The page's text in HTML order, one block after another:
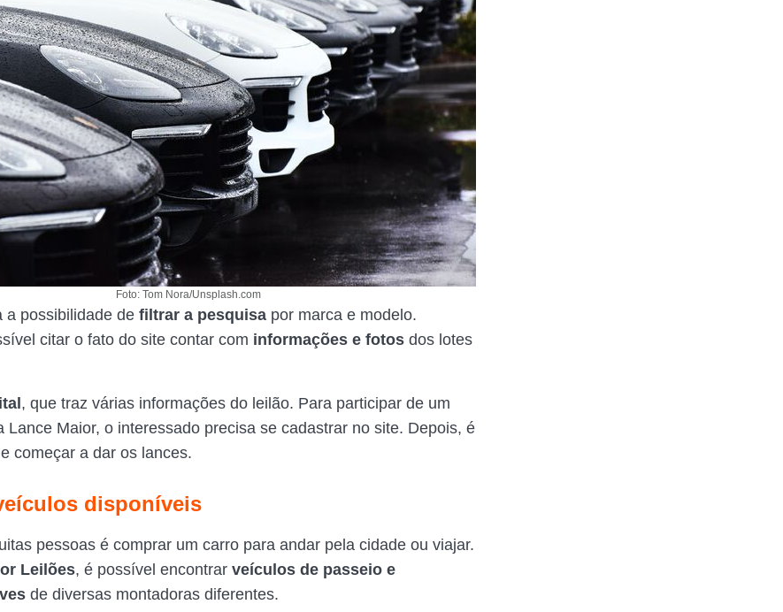
Foto: Tom Nora/Unsplash.com
a possibilidade de filtrar a pesquisa por marca e modelo.
citar o fato do site contar com informações e fotos dos lotes
, que traz várias informações do leilão. Para participar de um
Lance Maior, o interessado precisa se cadastrar no site. Depois, é
começar a dar os lances.
disponíveis
pessoas é comprar um carro para andar pela cidade ou viajar.
Leilões, é possível encontrar veículos de passeio e
de diversas montadoras diferentes.